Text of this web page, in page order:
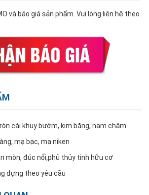
và báo giá sản phẩm. Vui lòng liên hệ theo
cài khuy bướm, kim băng, nam châm
mạ bạc, mạ niken
mòn, đúc nổi,phủ thủy tinh hữu cơ
đựng theo yêu cầu